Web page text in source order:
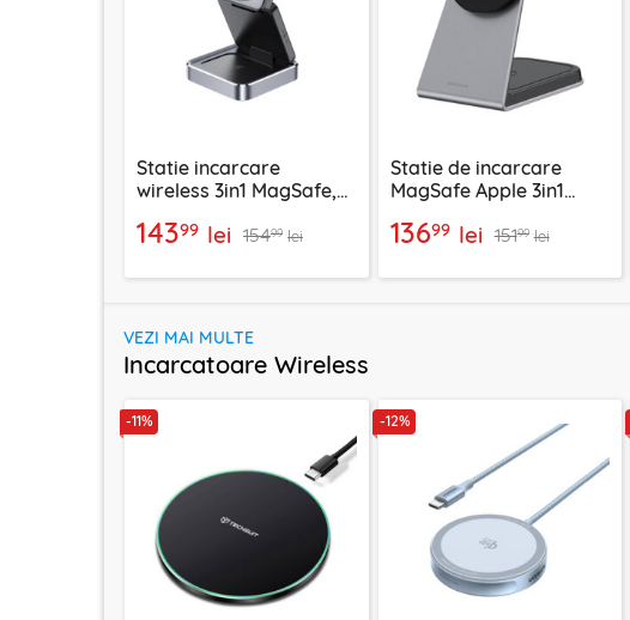
Statie incarcare
wireless 3in1 MagSafe,
14399 lei 15499 lei
Statie de incarcare
MagSafe Apple 3in1
WSOP15020003
13699 lei 15199 lei
VEZI MAI MULTE
Incarcatoare Wireless
-11% -12%